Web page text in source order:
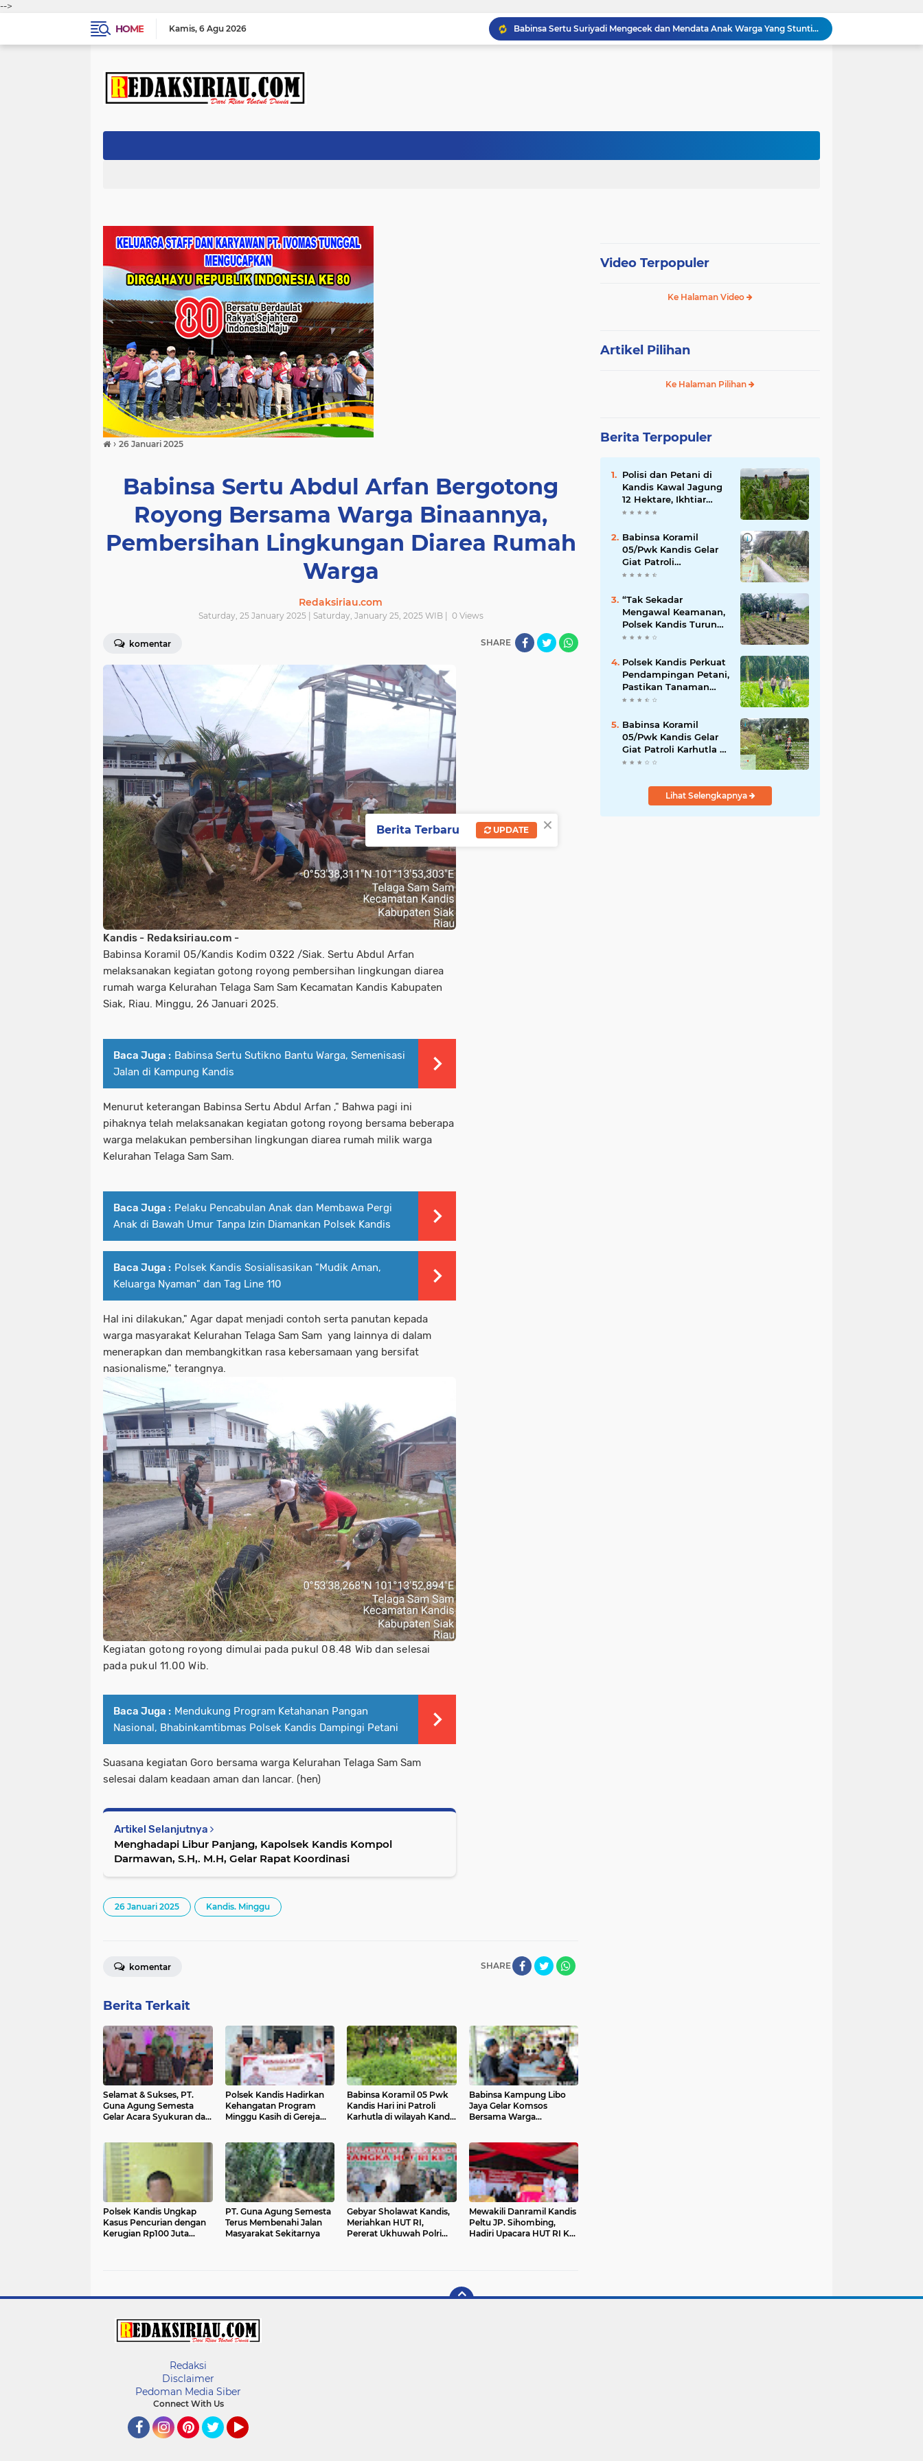
-->
HOME
Kamis 6 Agu 2026
Babinsa Sertu Suriyadi Mengecek dan Mendata Anak Warga Yang Stunting di Wilayah Binaannya
Dua Personel Babinsa Kandis Melakukan Patroli Pengamanan dan Komsos Tentang SKK Migas
Polisi dan Petani di Kandis Kawal Jagung 12 Hektare, Ikhtiar Menjaga Ketahanan Pangan
› 26 Januari 2025
Babinsa Sertu Abdul Arfan Bergotong
Royong Bersama Warga Binaannya,
Pembersihan Lingkungan Diarea Rumah
Warga
Redaksiriau.com
Saturday, 25 January 2025 | Saturday, January 25, 2025 WIB | 0Views
komentar SHARE
Kandis - Redaksiriau.com -
Babinsa Koramil 05/Kandis Kodim 0322 /Siak. Sertu Abdul Arfan
melaksanakan kegiatan gotong royong pembersihan lingkungan diarea
rumah warga Kelurahan Telaga Sam Sam Kecamatan Kandis Kabupaten
Siak, Riau. Minggu, 26 Januari 2025.
Baca Juga : Babinsa Sertu Sutikno Bantu Warga, Semenisasi
Jalan di Kampung Kandis
Menurut keterangan Babinsa Sertu Abdul Arfan ," Bahwa pagi ini
pihaknya telah melaksanakan kegiatan gotong royong bersama beberapa
warga melakukan pembersihan lingkungan diarea rumah milik warga
Kelurahan Telaga Sam Sam.
Baca Juga : Pelaku Pencabulan Anak dan Membawa Pergi
Anak di Bawah Umur Tanpa Izin Diamankan Polsek Kandis
Baca Juga : Polsek Kandis Sosialisasikan "Mudik Aman,
Keluarga Nyaman" dan Tag Line 110
Hal ini dilakukan," Agar dapat menjadi contoh serta panutan kepada
warga masyarakat Kelurahan Telaga Sam Sam yang lainnya di dalam
menerapkan dan membangkitkan rasa kebersamaan yang bersifat
nasionalisme," terangnya.
Kegiatan gotong royong dimulai pada pukul 08.48 Wib dan selesai
pada pukul 11.00 Wib.
Baca Juga : Mendukung Program Ketahanan Pangan
Nasional, Bhabinkamtibmas Polsek Kandis Dampingi Petani
Suasana kegiatan Goro bersama warga Kelurahan Telaga Sam Sam
selesai dalam keadaan aman dan lancar. (hen)
Artikel Selanjutnya
Menghadapi Libur Panjang, Kapolsek Kandis Kompol
Darmawan, S.H,. M.H, Gelar Rapat Koordinasi
26 Januari 2025 Kandis. Minggu
SHARE
komentar
Berita Terkait
Selamat & Sukses, PT.
Guna Agung Semesta
Gelar Acara Syukuran dan
Polsek Kandis Hadirkan
Kehangatan Program
Minggu Kasih di Gereja
Babinsa Koramil 05 Pwk
Kandis Hari ini Patroli
Karhutla di wilayah Kandis
Babinsa Kampung Libo
Jaya Gelar Komsos
Bersama Warga
Polsek Kandis Ungkap
Kasus Pencurian dengan
Kerugian Rp100 Juta
PT. Guna Agung Semesta
Terus Membenahi Jalan
Masyarakat Sekitarnya
Gebyar Sholawat Kandis,
Meriahkan HUT RI,
Pererat Ukhuwah Polri
Mewakili Danramil Kandis
Peltu JP. Sihombing,
Hadiri Upacara HUT RI Ke-
Video Terpopuler
Ke Halaman Video
Artikel Pilihan
Ke Halaman Pilihan
Berita Terpopuler
Polisi dan Petani di
Kandis Kawal Jagung
12 Hektare, Ikhtiar
Menjaga Ketahanan
Babinsa Koramil
05/Pwk Kandis Gelar
Giat Patroli
Pengamanan Line
Kandis Kandis
“Tak Sekadar
Mengawal Keamanan,
Polsek Kandis Turun
ke Lahan Jagung
Pangan
Polsek Kandis Perkuat
Pendampingan Petani,
Pastikan Tanaman
Jagung Tumbuh
Swasembada Pangan
Nasional
Babinsa Koramil
05/Pwk Kandis Gelar
Giat Patroli Karhutla di
Wilayah Kelurahan
Lihat Selengkapnya
Redaksi
Disclaimer
Pedoman Media Siber
Connect With Us
×
Berita Terbaru UPDATE